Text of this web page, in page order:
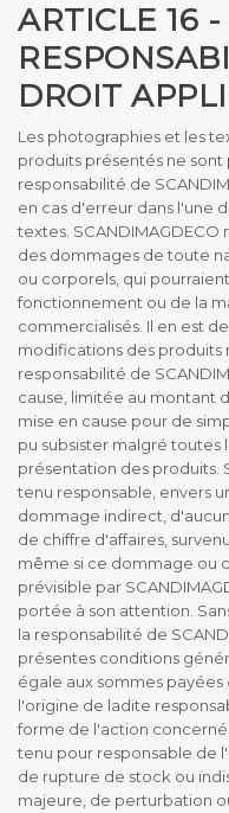
ARTICLE 16 -
DROIT
Les photographies et les
produits présentés ne sont
responsabilité de
en cas d'erreur dans l'une
textes.
des dommages de toute
ou corporels, qui
fonctionnement ou de la
commercialisés. Il en est
modifications des produits
responsabilité de
cause, limitée au montant
mise en cause pour de
pu subsister malgré toutes
présentation des produits.
tenu responsable, envers
dommage indirect,
de chiffre d'affaires,
même si ce dommage ou
prévisible par
portée à son attention.
la responsabilité de
présentes conditions
égale aux sommes payées
l'origine de ladite
forme de l'action
tenu pour responsable de
de rupture de stock ou
majeure, de perturbation